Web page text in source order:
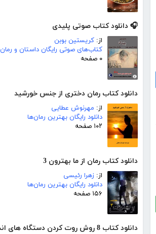
🎧 دانلود کتاب صوتی پلیدی
از: کریستین بوبن
کتاب‌های صوتی رایگان داستان و رمان
۰ صفحه
دانلود کتاب رمان دختری از جنس خورشید
از: مهرنوش عطایی
دانلود رایگان بهترین رمان‌ها
۱۰۲ صفحه
دانلود کتاب رمان از ما بهترون 3
از: زهرا رئیسی
دانلود رایگان بهترین رمان‌ها
۱۵۶ صفحه
دانلود کتاب 8 روش روت کردن دستگاه های اندرویدی